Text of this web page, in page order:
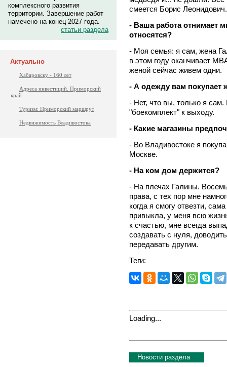
комплексного развития
территории. Завершение работ
намечено на конец 2027 года.
статьи раздела
Актуально
Хабаровску - 160 лет
Адреса инвестиций. Приморский
край
Туризм: Приморский маршрут
Недвижимость Владивостока
смеется Борис Леонидович.
- Ваша работа отнимает
относятся?
- Моя семья: я сам, жена
в этом году оканчивает
женой сейчас живем одни.
- А одежду вам покупает
- Нет, что вы, только я
"боекомплект" к выходу.
- Какие магазины
- Во Владивостоке я
Москве.
- На ком дом держится?
- На плечах Галины.
права, с тех пор мне
когда я смогу отвезти,
привыкла, у меня всю
к счастью, мне всегда
создавать с нуля,
передавать другим.
Теги:
Loading...
Новости раздела